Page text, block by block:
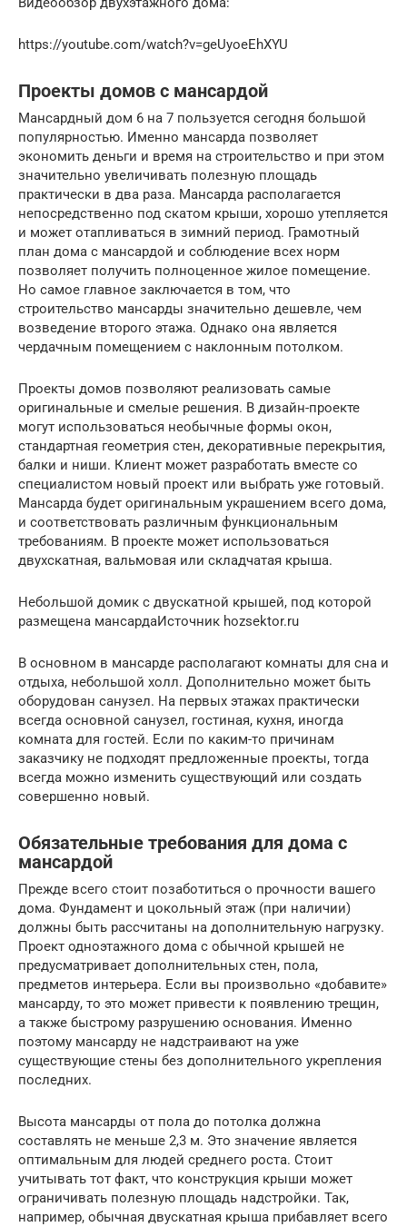
https://youtube.com/watch?v=geUyoeEhXYU
Проекты домов с мансардой
Мансардный дом 6 на 7 пользуется сегодня большой
популярностью. Именно мансарда позволяет
экономить деньги и время на строительство и при этом
значительно увеличивать полезную площадь
практически в два раза. Мансарда располагается
непосредственно под скатом крыши, хорошо утепляется
и может отапливаться в зимний период. Грамотный
план дома с мансардой и соблюдение всех норм
позволяет получить полноценное жилое помещение.
Но самое главное заключается в том, что
строительство мансарды значительно дешевле, чем
возведение второго этажа. Однако она является
чердачным помещением с наклонным потолком.
Проекты домов позволяют реализовать самые
оригинальные и смелые решения. В дизайн-проекте
могут использоваться необычные формы окон,
стандартная геометрия стен, декоративные перекрытия,
балки и ниши. Клиент может разработать вместе со
специалистом новый проект или выбрать уже готовый.
Мансарда будет оригинальным украшением всего дома,
и соответствовать различным функциональным
требованиям. В проекте может использоваться
двухскатная, вальмовая или складчатая крыша.
Небольшой домик с двускатной крышей, под которой
размещена мансардаИсточник hozsektor.ru
В основном в мансарде располагают комнаты для сна и
отдыха, небольшой холл. Дополнительно может быть
оборудован санузел. На первых этажах практически
всегда основной санузел, гостиная, кухня, иногда
комната для гостей. Если по каким-то причинам
заказчику не подходят предложенные проекты, тогда
всегда можно изменить существующий или создать
совершенно новый.
Обязательные требования для дома с
мансардой
Прежде всего стоит позаботиться о прочности вашего
дома. Фундамент и цокольный этаж (при наличии)
должны быть рассчитаны на дополнительную нагрузку.
Проект одноэтажного дома с обычной крышей не
предусматривает дополнительных стен, пола,
предметов интерьера. Если вы произвольно «добавите»
мансарду, то это может привести к появлению трещин,
а также быстрому разрушению основания. Именно
поэтому мансарду не надстраивают на уже
существующие стены без дополнительного укрепления
последних.
Высота мансарды от пола до потолка должна
составлять не меньше 2,3 м. Это значение является
оптимальным для людей среднего роста. Стоит
учитывать тот факт, что конструкция крыши может
ограничивать полезную площадь надстройки. Так,
например, обычная двускатная крыша прибавляет всего